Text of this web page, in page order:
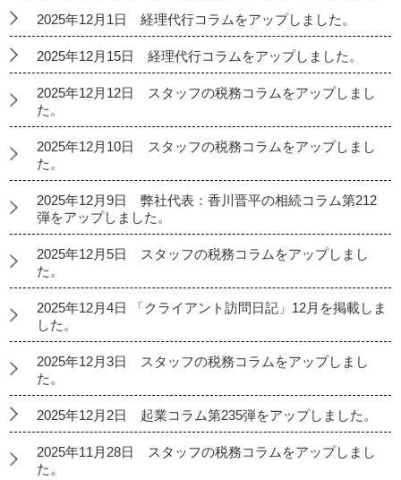
2025年12月1日 経理代行コラムをアップしました。
2025年12月15日 経理代行コラムをアップしました。
2025年12月12日 スタッフの税務コラムをアップしまし
た。
2025年12月10日 スタッフの税務コラムをアップしまし
た。
2025年12月9日 弊社代表：香川晋平の相続コラム第212
弾をアップしました。
2025年12月5日 スタッフの税務コラムをアップしまし
た。
2025年12月4日 「クライアント訪問日記」12月を掲載しま
した。
2025年12月3日 スタッフの税務コラムをアップしまし
た。
2025年12月2日 起業コラム第235弾をアップしました。
2025年11月28日 スタッフの税務コラムをアップしまし
た。